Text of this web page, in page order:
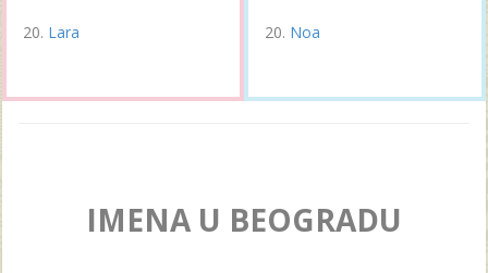
Lara Noa
IMENA U BEOGRADU